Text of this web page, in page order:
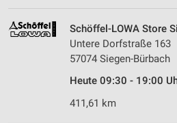
Schöffel-LOWA Store
Untere Dorfstraße 163
57074 Siegen-Bürbach
Heute 09:30 - 19:00
411,61 km